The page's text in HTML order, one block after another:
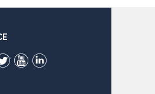
TwitterYouTube